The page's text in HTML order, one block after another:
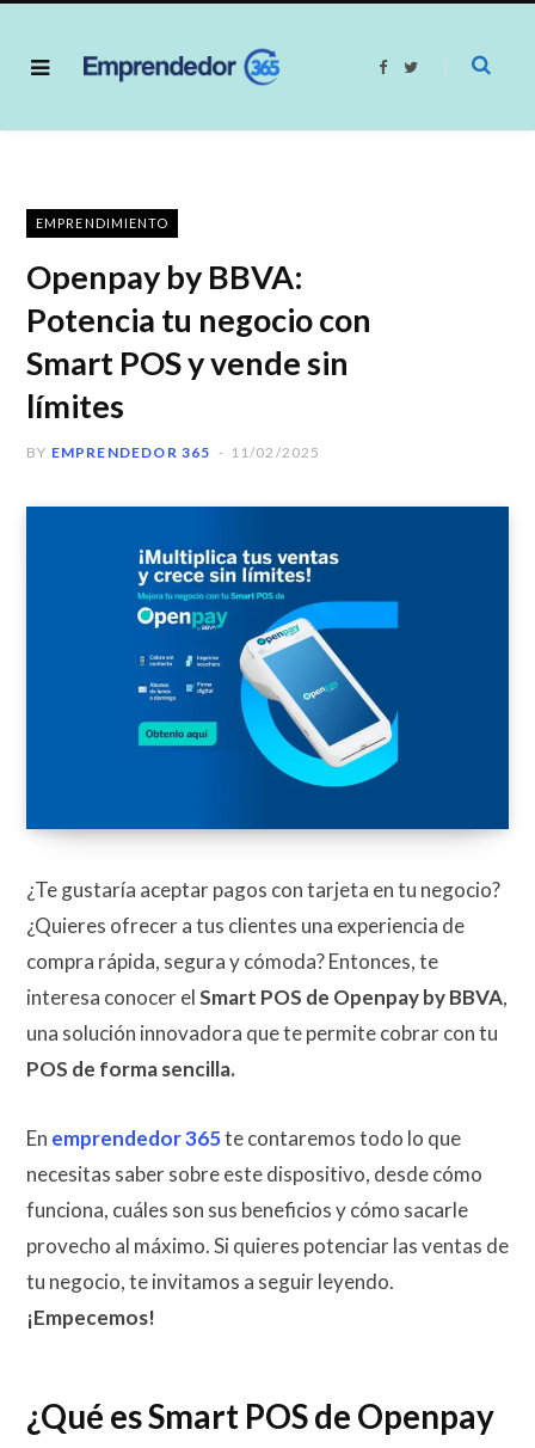
F
b
T
t
EMPRENDIMIENTO
Openpay by BBVA:
Potencia tu negocio con
Smart POS y vende sin
límites
BY EMPRENDEDOR 365 11/02/2025
¿Te gustaría aceptar pagos con tarjeta en tu negocio?
¿Quieres ofrecer a tus clientes una experiencia de
compra rápida, segura y cómoda? Entonces, te
interesa conocer elSmart POS de Openpay by BBVA,
una solución innovadora que te permite cobrar con tu
POS de forma sencilla.
En emprendedor 365te contaremos todo lo que
necesitas saber sobre este dispositivo, desde cómo
funciona, cuáles son sus beneficios y cómo sacarle
provecho al máximo. Si quieres potenciar las ventas de
tu negocio, te invitamos a seguir leyendo.
¡Empecemos!
¿Qué es Smart POS de Openpay